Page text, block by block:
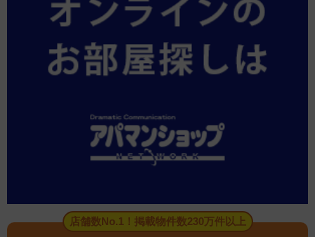
店舗数No.1！掲載物件数230万件以上